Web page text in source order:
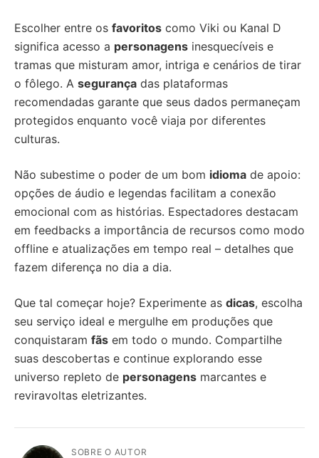
Escolher entre os favoritos como Viki ou Kanal D
significa acesso a personagens inesquecíveis e
tramas que misturam amor, intriga e cenários de tirar
o fôlego. A segurança das plataformas
recomendadas garante que seus dados permaneçam
protegidos enquanto você viaja por diferentes
culturas.
Não subestime o poder de um bom idioma de apoio:
opções de áudio e legendas facilitam a conexão
emocional com as histórias. Espectadores destacam
em feedbacks a importância de recursos como modo
offline e atualizações em tempo real – detalhes que
fazem diferença no dia a dia.
Que tal começar hoje? Experimente as dicas, escolha
seu serviço ideal e mergulhe em produções que
conquistaram fãs em todo o mundo. Compartilhe
suas descobertas e continue explorando esse
universo repleto de personagens marcantes e
reviravoltas eletrizantes.
SOBRE O AUTOR